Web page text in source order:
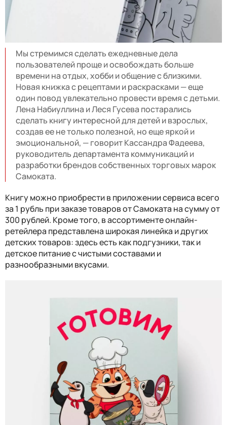
Мы стремимся сделать ежедневные дела
пользователей проще и освобождать больше
времени на отдых, хобби и общение с близкими.
Новая книжка с рецептами и раскрасками — еще
один повод увлекательно провести время с детьми.
Лена Набиуллина и Леся Гусева постарались
сделать книгу интересной для детей и взрослых,
создав ее не только полезной, но еще яркой и
эмоциональной, — говорит Кассандра Фадеева,
руководитель департамента коммуникаций и
разработки брендов собственных торговых марок
Самоката.
Книгу можно приобрести в приложении сервиса всего
за 1 рубль при заказе товаров от Самоката на сумму от
300 рублей. Кроме того, в ассортименте онлайн-
ретейлера представлена широкая линейка и других
детских товаров: здесь есть как подгузники, так и
детское питание с чистыми составами и
разнообразными вкусами.